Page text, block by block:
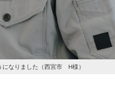
になりました（西宮市 H様）